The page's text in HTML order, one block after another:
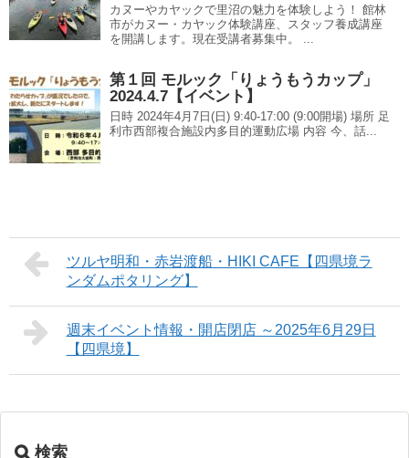
カヌーやカヤックで里沼の魅力を体験しよう！ 館林
市がカヌー・カヤック体験講座、スタッフ養成講座
を開講します。現在受講者募集中。 ...
第１回 モルック「りょうもうカップ」
2024.4.7【イベント】
日時 2024年4月7日(日) 9:40-17:00 (9:00開場) 場所 足
利市西部複合施設内多目的運動広場 内容 今、話...
ツルヤ明和・赤岩渡船・HIKI CAFE【四県境ラ
ンダムポタリング】
週末イベント情報・開店閉店 ～2025年6月29日
【四県境】
検索